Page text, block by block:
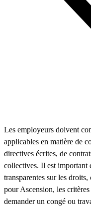
Les employeurs doivent
applicables en matière de
directives écrites, de
collectives. Il est important
transparentes sur les
pour Ascension, les
demander un congé ou